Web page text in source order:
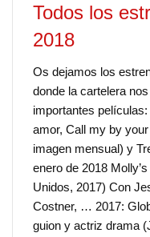
Todos los
2018
Os dejamos los
donde la cartelera
importantes
amor, Call my by
imagen mensual) y
enero de 2018
Unidos, 2017) Con
Costner, … 2017:
guion y actriz drama